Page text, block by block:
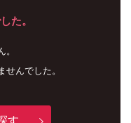
た。
んでした。
す